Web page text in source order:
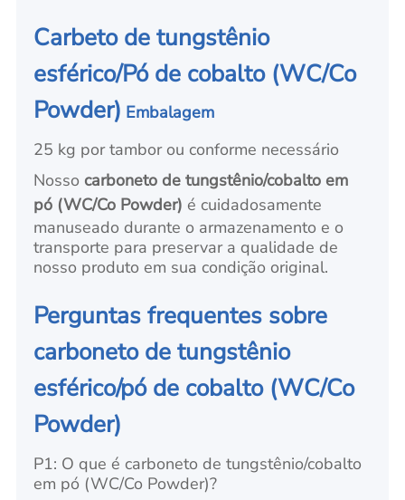
Carbeto de tungstênio
esférico/Pó de cobalto (WC/Co
Powder) Embalagem
25 kg por tambor ou conforme necessário
Nosso carboneto de tungstênio/cobalto em
pó (WC/Co Powder) é cuidadosamente
manuseado durante o armazenamento e o
transporte para preservar a qualidade de
nosso produto em sua condição original.
Perguntas frequentes sobre
carboneto de tungstênio
esférico/pó de cobalto (WC/Co
Powder)
P1: O que é carboneto de tungstênio/cobalto
em pó (WC/Co Powder)?